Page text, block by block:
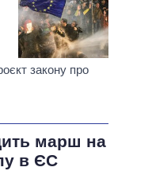
закону про
марш на
в ЄС